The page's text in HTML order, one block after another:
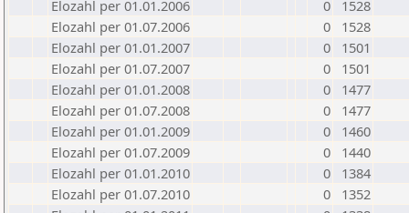
Elozahl per 01.01.2006
0
1528
Elozahl per 01.07.2006
0
1528
Elozahl per 01.01.2007
0
1501
Elozahl per 01.07.2007
0
1501
Elozahl per 01.01.2008
0
1477
Elozahl per 01.07.2008
0
1477
Elozahl per 01.01.2009
0
1460
Elozahl per 01.07.2009
0
1440
Elozahl per 01.01.2010
0
1384
Elozahl per 01.07.2010
0
1352